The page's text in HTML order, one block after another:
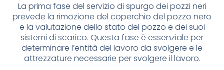
La prima fase del servizio di spurgo dei pozzi neri
prevede la rimozione del coperchio del pozzo nero
e la valutazione dello stato del pozzo e dei suoi
sistemi di scarico. Questa fase è essenziale per
determinare l’entità del lavoro da svolgere e le
attrezzature necessarie per svolgere il lavoro.